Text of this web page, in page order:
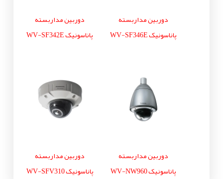
دوربین مداربسته
پاناسونیک WV-SF346E
دوربین مداربسته
پاناسونیک WV-SF342E
دوربین مداربسته
پاناسونیک WV-NW960
دوربین مداربسته
پاناسونیک WV-SFV310